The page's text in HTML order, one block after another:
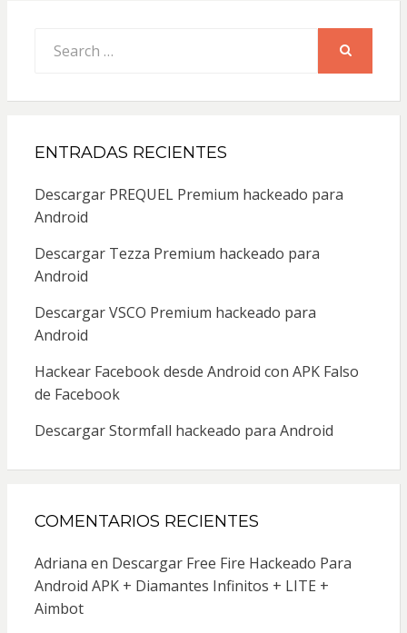
for:
ENTRADAS RECIENTES
Descargar PREQUEL Premium hackeado para
Android
Descargar Tezza Premium hackeado para
Android
Descargar VSCO Premium hackeado para
Android
Hackear Facebook desde Android con APK Falso
de Facebook
Descargar Stormfall hackeado para Android
COMENTARIOS RECIENTES
Adriana en Descargar Free Fire Hackeado Para
Android APK + Diamantes Infinitos + LITE +
Aimbot